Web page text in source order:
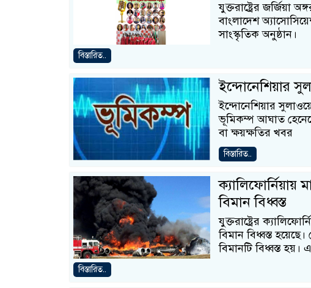
যুক্তরাষ্ট্রের জর্জিয়া
বাংলাদেশ
সাংস্কৃতিক অনুষ্ঠান।
বিস্তারিত..
ইন্দোনেশিয়ার
ইন্দোনেশিয়ার
ভূমিকম্প আঘাত
বা ক্ষয়ক্ষতির খবর
বিস্তারিত..
ক্যালিফোর্নিয়ায়
বিমান বিধ্বস্ত
যুক্তরাষ্ট্রের
বিমান বিধ্বস্ত
বিমানটি বিধ্বস্ত হয়।
বিস্তারিত..